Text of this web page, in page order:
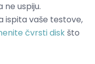
ne uspiju.
ispita vaše testove,
čvrsti disk što